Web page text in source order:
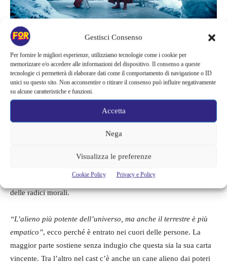
Gestisci Consenso
Per fornire le migliori esperienze, utilizziamo tecnologie come i cookie per
memorizzare e/o accedere alle informazioni del dispositivo. Il consenso a queste
tecnologie ci permetterà di elaborare dati come il comportamento di navigazione o ID
unici su questo sito. Non acconsentire o ritirare il consenso può influire negativamente
su alcune caratteristiche e funzioni.
Accetta
Nega
Visualizza le preferenze
Cookie Policy Privacy e Policy
Una scena del film – www.imdb.com – Fortementein.it
“L’alieno più potente
dell’universo”, ecco il giudizio
della critica
. Nonostante tutto si dice che
questo film si concentrerà sullo sviluppo del personaggio, della
Superman in questo casoè un eroe potente, ma vulnerabile
delle radici morali.
“L’alieno più potente dell’universo, ma anche il terrestre è più
empatico”, ecco perché è entrato nei cuori delle persone. La
maggior parte sostiene senza indugio che questa sia la sua carta
vincente. Tra l’altro nel cast c’è anche un cane alieno dai poteri